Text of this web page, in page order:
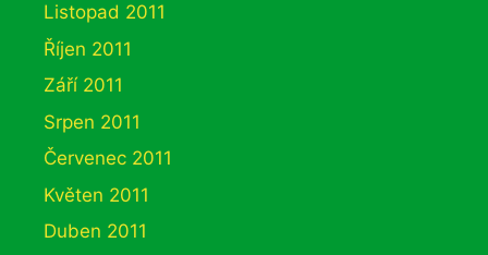
Listopad 2011
Říjen 2011
Září 2011
Srpen 2011
Červenec 2011
Květen 2011
Duben 2011